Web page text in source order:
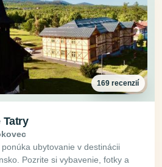
169 recenzií
Tatry
ubytovanie v destinácii
Pozrite si vybavenie, fotky a